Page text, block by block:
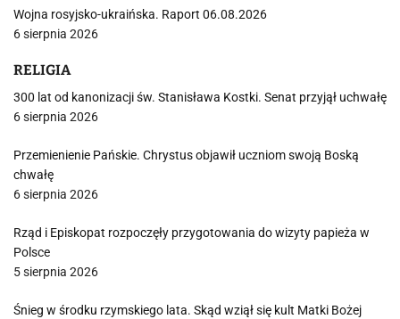
Wojna rosyjsko-ukraińska. Raport 06.08.2026
6 sierpnia 2026
RELIGIA
300 lat od kanonizacji św. Stanisława Kostki. Senat przyjął uchwałę
6 sierpnia 2026
Przemienienie Pańskie. Chrystus objawił uczniom swoją Boską
chwałę
6 sierpnia 2026
Rząd i Episkopat rozpoczęły przygotowania do wizyty papieża w
Polsce
5 sierpnia 2026
Śnieg w środku rzymskiego lata. Skąd wziął się kult Matki Bożej